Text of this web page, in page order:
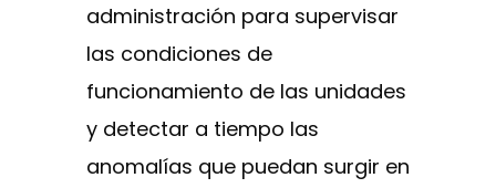
administración para supervisar
las condiciones de
funcionamiento de las unidades
y detectar a tiempo las
anomalías que puedan surgir en